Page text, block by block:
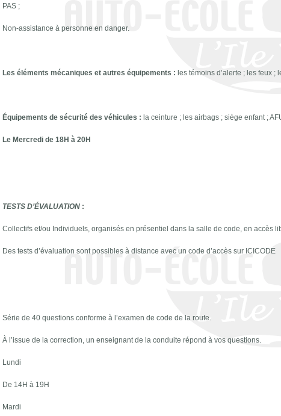
PAS ;
Non-assistance à personne en danger.
Les éléments mécaniques et autres équipements : les témoins d’alerte ; les feux
Équipements de sécurité des véhicules : la ceinture ; les airbags ; siège enfant ;
Le Mercredi de 18H à 20H
TESTS D’ÉVALUATION :
Collectifs et/ou Individuels, organisés en présentiel dans la salle de code, en accès
Des tests d’évaluation sont possibles à distance avec un code d’accès sur ICICODE
Série de 40 questions conforme à l’examen de code de la route.
À l’issue de la correction, un enseignant de la conduite répond à vos questions.
Lundi
De 14H à 19H
Mardi